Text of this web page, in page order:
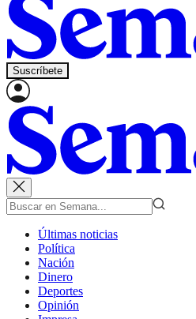
Suscríbete
Últimas noticias
Política
Nación
Dinero
Deportes
Opinión